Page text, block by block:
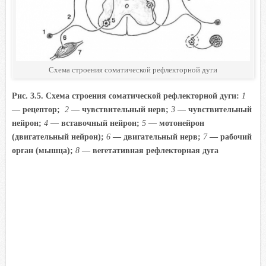
Схема строения соматической рефлекторной дуги
Рис. 3.5. Схема строения соматической рефлекторной дуги: 1
— рецептор; 2 — чувствительный нерв; 3 — чувствительный
нейрон; 4 — вставочный нейрон; 5 — мотонейрон
(двигательный нейрон); 6 — двигательный нерв; 7— рабочий
орган (мышца); 8 — вегетативная рефлекторная дуга